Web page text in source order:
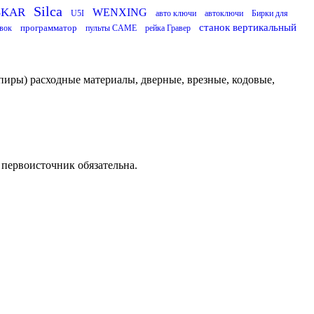
Silca U5I WENXING авто ключи автоключи
Бирки для
программатор пульты CAME рейка Гравер станок вертикальный
расходные материалы, дверные, врезные, кодовые,
обязательна.